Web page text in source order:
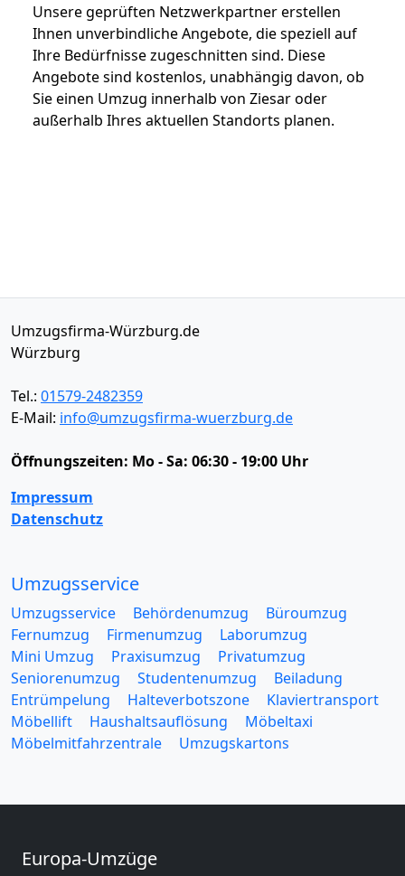
Unsere geprüften Netzwerkpartner erstellen
Ihnen unverbindliche Angebote, die speziell auf
Ihre Bedürfnisse zugeschnitten sind. Diese
Angebote sind kostenlos, unabhängig davon, ob
Sie einen Umzug innerhalb von Ziesar oder
außerhalb Ihres aktuellen Standorts planen.
Umzugsfirma-Würzburg.de
Würzburg
Tel.: 01579-2482359
E-Mail: info@umzugsfirma-wuerzburg.de
Öffnungszeiten: Mo - Sa: 06:30 - 19:00 Uhr
Impressum
Datenschutz
Umzugsservice
Umzugsservice Behördenumzug
Büroumzug
Fernumzug
Firmenumzug
Laborumzug
Mini Umzug
Praxisumzug
Privatumzug
Seniorenumzug
Studentenumzug
Beiladung
Entrümpelung
Halteverbotszone
Klaviertransport
Möbellift
Haushaltsauflösung
Möbeltaxi
Möbelmitfahrzentrale
Umzugskartons
Europa-Umzüge